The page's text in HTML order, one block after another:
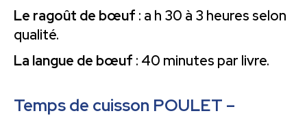
Le ragoût de bœuf : a h 30 à 3 heures selon
qualité.
La langue de bœuf : 40 minutes par livre.
Temps de cuisson POULET –